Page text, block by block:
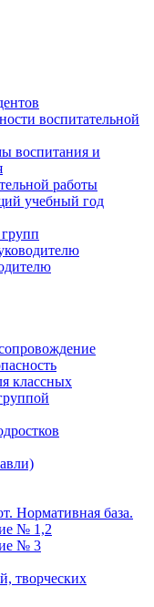
воспитательной
воспитания и
работы
учебный год
классных
Нормативная база.
№ 1,2
№ 3
творческих